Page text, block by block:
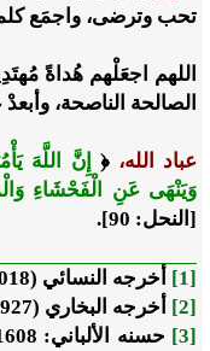
تحب وترضى، واجمَع
اللهم اجعَلْهم هُداةً
الصالحة الناصحة،
عباد الله،﴿ إِنَّ اللَّهَ
وَيَنْهَى عَنِ الْفَحْشَاءِ
[النحل: 90]
.
[1]
أخرجه النسائي (3018)، وأحمد (21804).
[2]
أخرجه البخاري (6927) واللفظ له، ومسلم (2165).
[3]